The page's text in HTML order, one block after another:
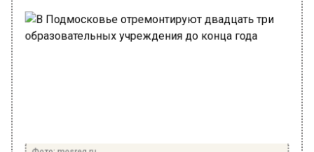
Фото: mosreg.ru